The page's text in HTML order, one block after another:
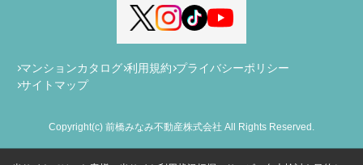
マンションカタログ 利用規約 プライバシーポリシー
サイトマップ
Copyright(c) 前橋みなみ不動産株式会社 All Rights Reserved.